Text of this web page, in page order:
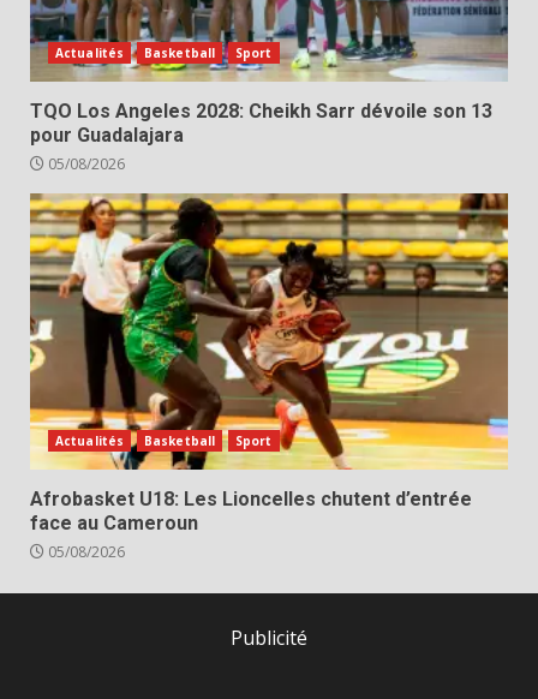
Actualités Basketball Sport
TQO Los Angeles 2028: Cheikh Sarr dévoile son 13
pour Guadalajara
05/08/2026
Actualités Basketball Sport
Afrobasket U18: Les Lioncelles chutent d’entrée
face au Cameroun
05/08/2026
Publicité